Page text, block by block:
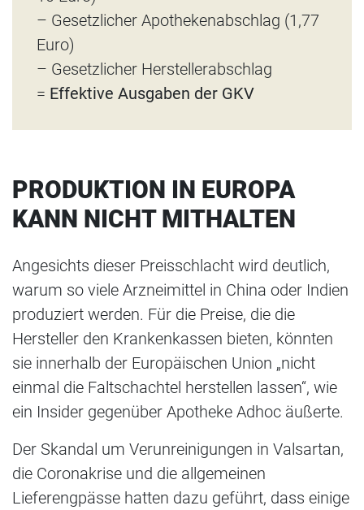
– Gesetzlicher Apothekenabschlag (1,77
Euro)
– Gesetzlicher Herstellerabschlag
= Effektive Ausgaben der GKV
PRODUKTION IN EUROPA
KANN NICHT MITHALTEN
Angesichts dieser Preisschlacht wird deutlich,
warum so viele Arzneimittel in China oder Indien
produziert werden. Für die Preise, die die
Hersteller den Krankenkassen bieten, könnten
sie innerhalb der Europäischen Union „nicht
einmal die Faltschachtel herstellen lassen“, wie
ein Insider gegenüber Apotheke Adhoc äußerte.
Der Skandal um Verunreinigungen in Valsartan,
die Coronakrise und die allgemeinen
Lieferengpässe hatten dazu geführt, dass einige